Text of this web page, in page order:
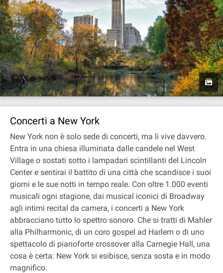
Concerti a New York
New York non è solo sede di concerti, ma li vive davvero.
Entra in una chiesa illuminata dalle candele nel West
Village o sostati sotto i lampadari scintillanti del Lincoln
Center e sentirai il battito di una città che scandisce i suoi
giorni e le sue notti in tempo reale. Con oltre 1.000 eventi
musicali ogni stagione, dai musical iconici di Broadway
agli intimi recital da camera, i concerti a New York
abbracciano tutto lo spettro sonoro. Che si tratti di Mahler
alla Philharmonic, di un coro gospel ad Harlem o di uno
spettacolo di pianoforte crossover alla Carnegie Hall, una
cosa è certa: New York si esibisce, senza sosta e in modo
magnifico.